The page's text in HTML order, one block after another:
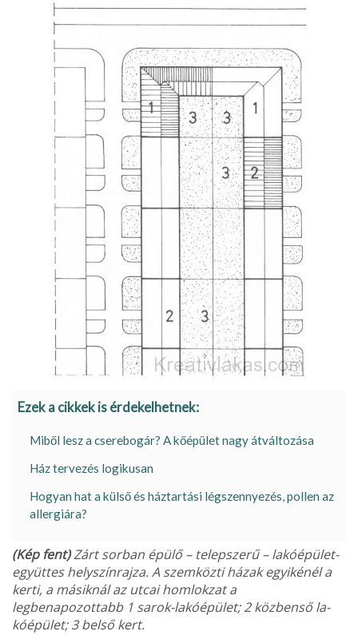
Ezek a cikkek is érdekelhetnek:
Miből lesz a cserebogár? A kőépület nagy átváltozása
Ház tervezés logikusan
Hogyan hat a külső és háztartási légszennyezés, pollen az
allergiára?
(Kép fent)Zárt sorban épülő – telepszerű – la­kóépület-
együttes helyszínrajza. A szemközti házak egyikénél a
kerti, a másiknál az utcai homlokzat a
legbenapozottabb 1 sarok-lakóépület; 2 közbenső la­
kóépület; 3 belső kert.